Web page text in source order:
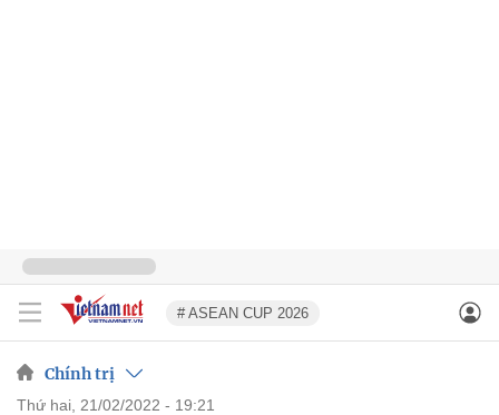
# ASEAN CUP 2026
Chính trị
thứ hai, 21/02/2022 - 19:21